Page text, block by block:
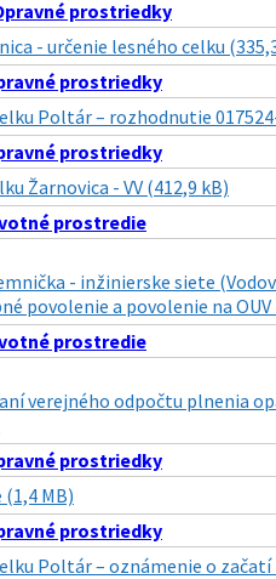
prostriedky
- určenie lesného celku
prostriedky
Poltár – rozhodnutie
prostriedky
Žarnovica - VV (412,9 kB)
prostredie
- inžinierske siete
povolenie a povolenie na OUV
prostredie
verejného odpočtu plnenia
prostriedky
(1,4 MB)
prostriedky
Poltár – oznámenie o začatí